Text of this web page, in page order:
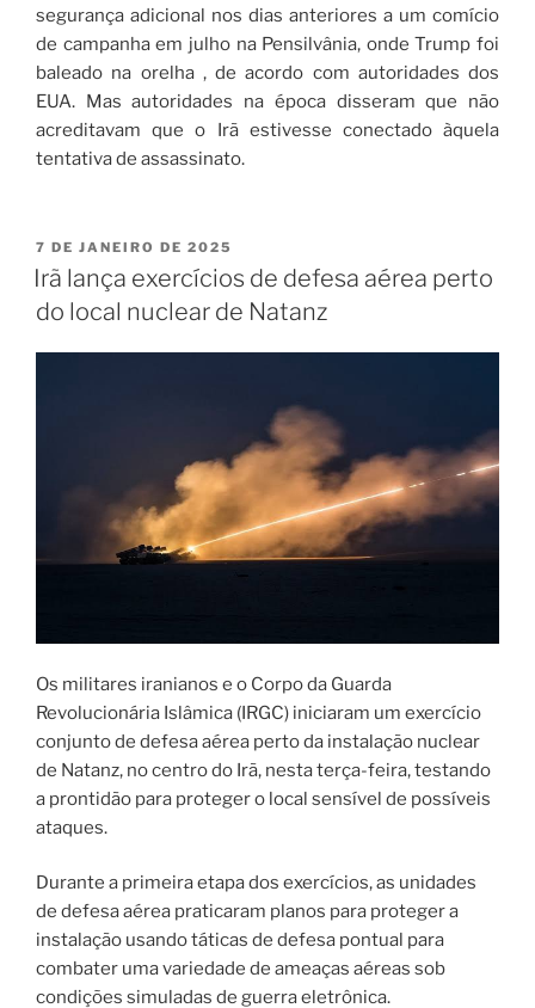
segurança adicional nos dias anteriores a um comício
de campanha em julho na Pensilvânia, onde Trump foi
baleado na orelha , de acordo com autoridades dos
EUA. Mas autoridades na época disseram que não
acreditavam que o Irã estivesse conectado àquela
tentativa de assassinato.
7 DE JANEIRO DE 2025
Irã lança exercícios de defesa aérea perto
do local nuclear de Natanz
Os militares iranianos e o Corpo da Guarda
Revolucionária Islâmica (IRGC) iniciaram um exercício
conjunto de defesa aérea perto da instalação nuclear
de Natanz, no centro do Irã, nesta terça-feira, testando
a prontidão para proteger o local sensível de possíveis
ataques.
Durante a primeira etapa dos exercícios, as unidades
de defesa aérea praticaram planos para proteger a
instalação usando táticas de defesa pontual para
combater uma variedade de ameaças aéreas sob
condições simuladas de guerra eletrônica.